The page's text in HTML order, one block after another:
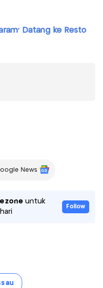
Datang ke Resto
News
untuk
Follow